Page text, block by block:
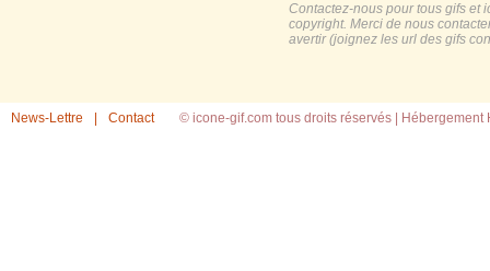
Contactez-nous pour tous gifs et
copyright. Merci de nous
avertir (joignez les url des gifs
News-Lettre Contact © icone-gif.com tous droits réservés | Hébergement